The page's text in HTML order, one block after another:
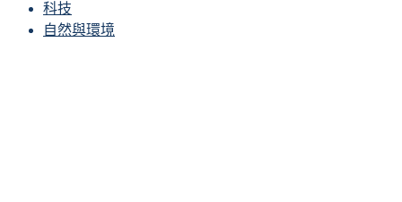
科技
自然與環境